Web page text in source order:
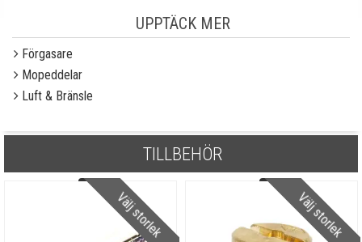
UPPTÄCK MER
Förgasare
Mopeddelar
Luft & Bränsle
TILLBEHÖR
Välj storlek Välj storlek